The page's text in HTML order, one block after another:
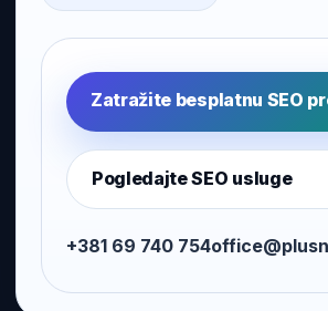
Zatražite besplatnu SEO
Pogledajte SEO usluge
+381 69 740 754